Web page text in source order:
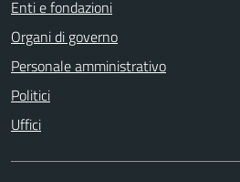
Enti e fondazioni
Organi di governo
Personale amministrativo
Politici
Uffici